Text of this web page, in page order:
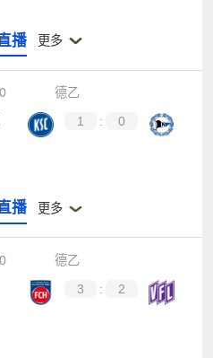
播 更多
德乙
1 :
0
播 更多
德乙
3 :
2